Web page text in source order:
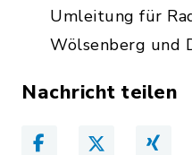
Umleitung für
Wölsenberg und
Nachricht teilen